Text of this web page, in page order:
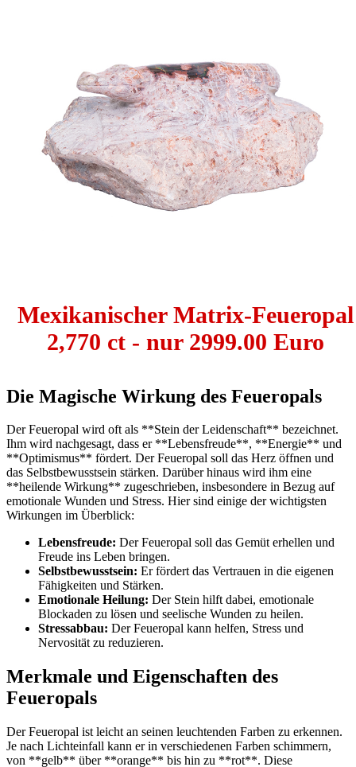
Mexikanischer Matrix-Feueropal
2,770 ct - nur 2999.00 Euro
Die Magische Wirkung des Feueropals
Der Feueropal wird oft als **Stein der Leidenschaft** bezeichnet.
Ihm wird nachgesagt, dass er **Lebensfreude**, **Energie** und
**Optimismus** fördert. Der Feueropal soll das Herz öffnen und
das Selbstbewusstsein stärken. Darüber hinaus wird ihm eine
**heilende Wirkung** zugeschrieben, insbesondere in Bezug auf
emotionale Wunden und Stress. Hier sind einige der wichtigsten
Wirkungen im Überblick:
Lebensfreude: Der Feueropal soll das Gemüt erhellen und
Freude ins Leben bringen.
Selbstbewusstsein: Er fördert das Vertrauen in die eigenen
Fähigkeiten und Stärken.
Emotionale Heilung: Der Stein hilft dabei, emotionale
Blockaden zu lösen und seelische Wunden zu heilen.
Stressabbau: Der Feueropal kann helfen, Stress und
Nervosität zu reduzieren.
Merkmale und Eigenschaften des
Feueropals
Der Feueropal ist leicht an seinen leuchtenden Farben zu erkennen.
Je nach Lichteinfall kann er in verschiedenen Farben schimmern,
von **gelb** über **orange** bis hin zu **rot**. Diese